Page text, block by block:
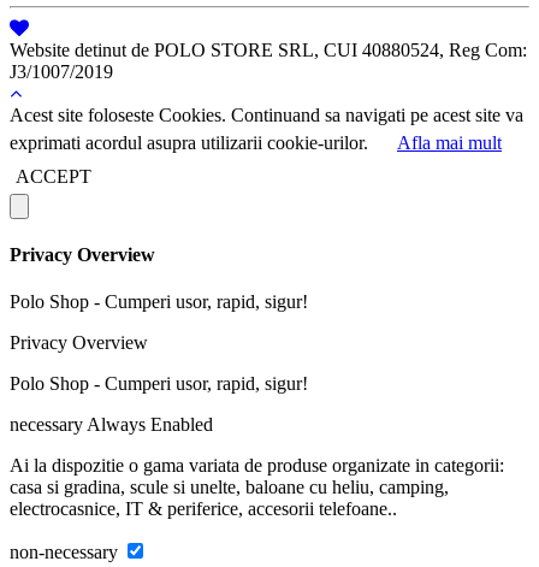
Website detinut de POLO STORE SRL, CUI 40880524, Reg Com:
J3/1007/2019
Acest site foloseste Cookies. Continuand sa navigati pe acest site va
exprimati acordul asupra utilizarii cookie-urilor.
Afla mai mult
ACCEPT
Privacy Overview
Polo Shop - Cumperi usor, rapid, sigur!
Privacy Overview
Polo Shop - Cumperi usor, rapid, sigur!
necessaryAlways Enabled
Ai la dispozitie o gama variata de produse organizate in categorii:
casa si gradina, scule si unelte, baloane cu heliu, camping,
electrocasnice, IT & periferice, accesorii telefoane..
non-necessary